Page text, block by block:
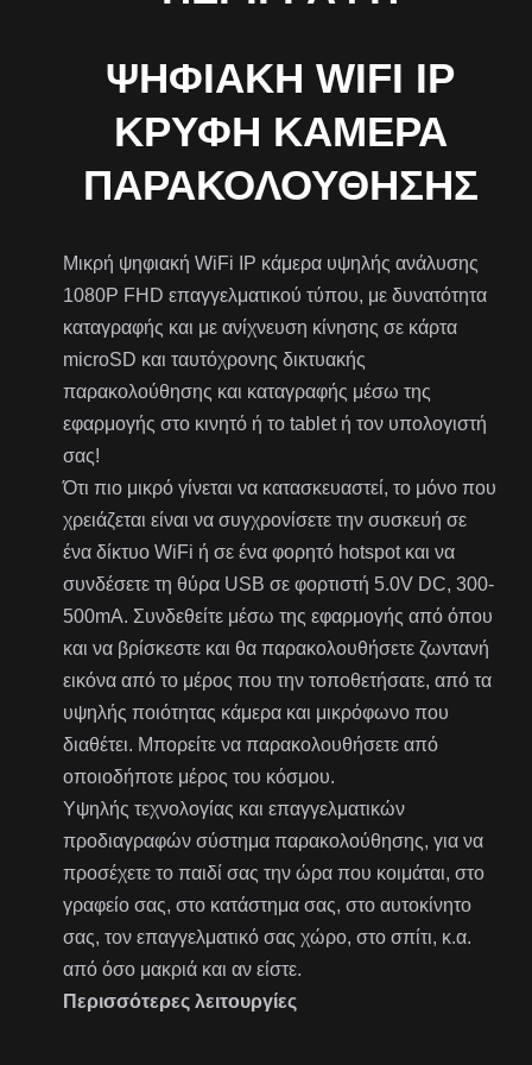
ΨΗΦΙΑΚΉ WIFI IP
ΚΡΥΦΉ ΚΆΜΕΡΑ
ΠΑΡΑΚΟΛΟΎΘΗΣΗΣ
Μικρή ψηφιακή WiFi IP κάμερα υψηλής ανάλυσης
1080P FHD επαγγελματικού τύπου, με δυνατότητα
καταγραφής και με ανίχνευση κίνησης σε κάρτα
microSD και ταυτόχρονης δικτυακής
παρακολούθησης και καταγραφής μέσω της
εφαρμογής στο κινητό ή το tablet ή τον υπολογιστή
σας!
Ότι πιο μικρό γίνεται να κατασκευαστεί, το μόνο που
χρειάζεται είναι να συγχρονίσετε την συσκευή σε
ένα δίκτυο WiFi ή σε ένα φορητό hotspot και να
συνδέσετε τη θύρα USB σε φορτιστή 5.0V DC, 300-
500mA. Συνδεθείτε μέσω της εφαρμογής από όπου
και να βρίσκεστε και θα παρακολουθήσετε ζωντανή
εικόνα από το μέρος που την τοποθετήσατε, από τα
υψηλής ποιότητας κάμερα και μικρόφωνο που
διαθέτει. Μπορείτε να παρακολουθήσετε από
οποιοδήποτε μέρος του κόσμου.
Υψηλής τεχνολογίας και επαγγελματικών
προδιαγραφών σύστημα παρακολούθησης, για να
προσέχετε το παιδί σας την ώρα που κοιμάται, στο
γραφείο σας, στο κατάστημα σας, στο αυτοκίνητο
σας, τον επαγγελματικό σας χώρο, στο σπίτι, κ.α.
από όσο μακριά και αν είστε.
Περισσότερες λειτουργίες